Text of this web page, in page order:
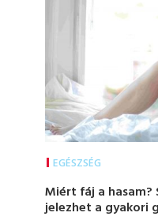
EGÉSZSÉG
Miért fáj a
jelezhet a gyakori